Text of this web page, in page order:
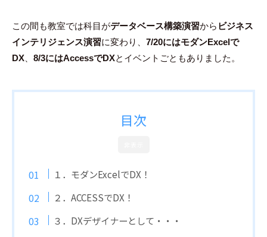
この間も教室では科目がデータベース構築演習から ビジネス
インテリジェンス演習に変わり、 7/20にはモダンExcelで
DX、 8/3にはAccessでDXとイベントごともありました。
目次
１．モダンExcelでDX！
２．ACCESSでDX！
３．DXデザイナーとして・・・